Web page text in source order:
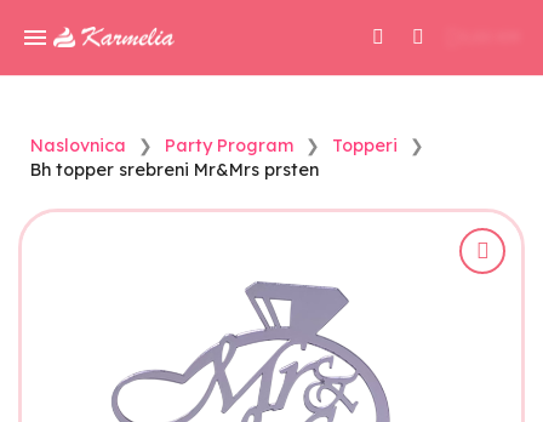
Naslovnica Party Program
Topperi
Bh topper srebreni Mr&Mrs prsten